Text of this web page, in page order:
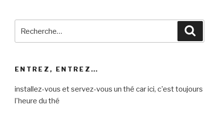
pour
ENTREZ, ENTREZ…
installez-vous et servez-vous un thé car ici, c'est toujours
l'heure du thé